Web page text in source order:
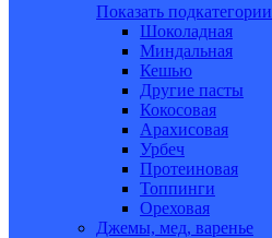
Показать подкатегории
Шоколадная
Миндальная
Кешью
Другие пасты
Кокосовая
Арахисовая
Урбеч
Протеиновая
Топпинги
Ореховая
Джемы, мед, варенье